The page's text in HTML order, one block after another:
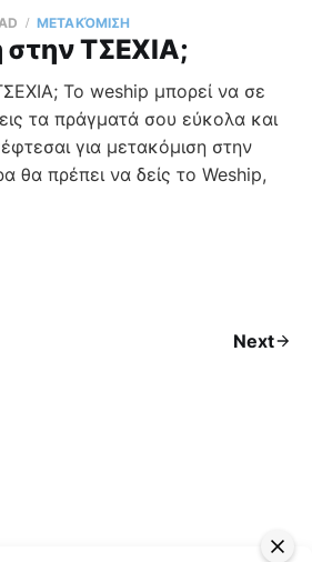
ΤΣΕΧΙΑ;
ΜΕΤΑΚΌΜΙΣΗ
Το weship μπορεί να σε
τα πράγματά σου εύκολα και
για μετακόμιση στην
θα πρέπει να δείς το Weship,
Next